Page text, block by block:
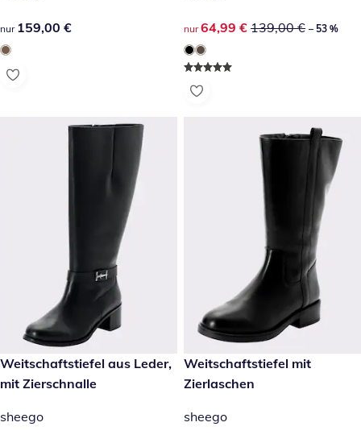
159,00 €
nur 159,00 € reduzierter Preis 64,99 €,
nur 64,99 € 139,00 € – 53 %
reduzierter Preis 79,99 €, vorheriger Preis: 169,00 €
-52 %
Weitschaftstiefel aus Leder,
mit Zierschnalle
sheego
reduzierter Preis 64,99 €,
-53 %
Weitschaftstiefel mit
Zierlaschen
sheego